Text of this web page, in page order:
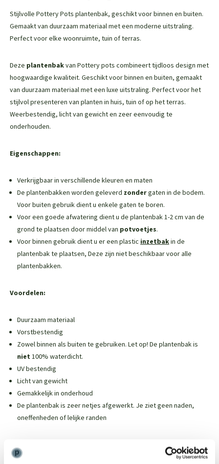
Stijlvolle Pottery Pots plantenbak, geschikt voor binnen en buiten.
Gemaakt van duurzaam materiaal met een moderne uitstraling.
Perfect voor elke woonruimte, tuin of terras.
Deze plantenbakvan Pottery pots combineert tijdloos design met
hoogwaardige kwaliteit. Geschikt voor binnen en buiten, gemaakt
van duurzaam materiaal met een luxe uitstraling. Perfect voor het
stijlvol presenteren van planten in huis, tuin of op het terras.
Weerbestendig, licht van gewicht en zeer eenvoudig te
onderhouden.
Eigenschappen:
Verkrijgbaar in verschillende kleuren en maten
De plantenbakken worden geleverd zondergaten in de bodem.
Voor buiten gebruik dient u enkele gaten te boren.
Voor een goede afwatering dient u de plantenbak 1-2 cm van de
grond te plaatsen door middel van potvoetjes.
Voor binnen gebruik dient u er een plastic inzetbakin de
plantenbak te plaatsen, Deze zijn niet beschikbaar voor alle
plantenbakken.
Voordelen:
Duurzaam materiaal
Vorstbestendig
Zowel binnen als buiten te gebruiken. Let op! De plantenbak is
niet 100% waterdicht.
UV bestendig
Licht van gewicht
Gemakkelijk in onderhoud
De plantenbak is zeer netjes afgewerkt. Je ziet geen naden,
oneffenheden of lelijke randen